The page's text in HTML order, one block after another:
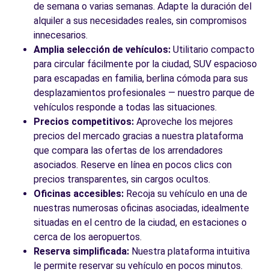
Ver agencia
Ver todas las agencias
de semana o varias semanas. Adapte la duración del
alquiler a sus necesidades reales, sin compromisos
innecesarios.
Amplia selección de vehículos: Utilitario compacto
para circular fácilmente por la ciudad, SUV espacioso
para escapadas en familia, berlina cómoda para sus
desplazamientos profesionales — nuestro parque de
vehículos responde a todas las situaciones.
Precios competitivos: Aproveche los mejores
precios del mercado gracias a nuestra plataforma
que compara las ofertas de los arrendadores
asociados. Reserve en línea en pocos clics con
precios transparentes, sin cargos ocultos.
Oficinas accesibles: Recoja su vehículo en una de
nuestras numerosas oficinas asociadas, idealmente
situadas en el centro de la ciudad, en estaciones o
cerca de los aeropuertos.
Reserva simplificada: Nuestra plataforma intuitiva
le permite reservar su vehículo en pocos minutos.